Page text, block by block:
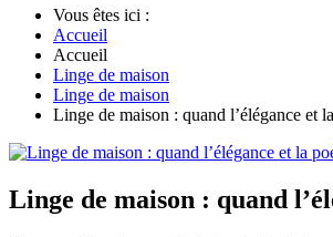
Vous êtes ici :
Accueil
Accueil
Linge de maison
Linge de maison
Linge de maison : quand l’élégance et
Linge de maison : quand